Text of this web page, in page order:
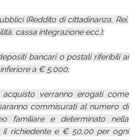
(Reddito di cittadinanza, Rei,
cassa integrazione ecc.);
bancari o postali riferibili ai
a € 5.000;
verranno erogati come
commisurati al numero di
familiare e determinato nella
richiedente e € 50,00 per ogni